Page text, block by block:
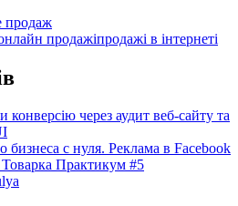
продажіпродажі в інтернеті
конверсію через аудит веб-сайту та
бизнеса с нуля. Реклама в Facebook
Практикум #5